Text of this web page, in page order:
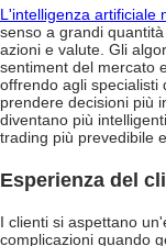
L'intelligenza artificiale
senso a grandi
azioni e valute. Gli
sentiment del mercato
offrendo agli specialisti
prendere decisioni più
diventano più
trading più prevedibile
Esperienza del
I clienti si aspettano
complicazioni quando